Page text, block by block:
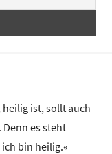
ist, sollt auch
es steht
bin heilig.«